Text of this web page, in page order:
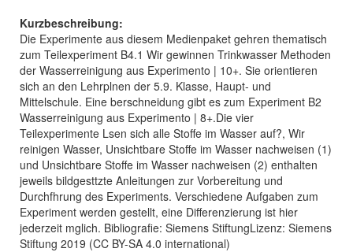
Kurzbeschreibung:
Die Experimente aus diesem Medienpaket gehren thematisch
zum Teilexperiment B4.1 Wir gewinnen Trinkwasser Methoden
der Wasserreinigung aus Experimento | 10+. Sie orientieren
sich an den Lehrplnen der 5.9. Klasse, Haupt- und
Mittelschule. Eine berschneidung gibt es zum Experiment B2
Wasserreinigung aus Experimento | 8+.Die vier
Teilexperimente Lsen sich alle Stoffe im Wasser auf?, Wir
reinigen Wasser, Unsichtbare Stoffe im Wasser nachweisen (1)
und Unsichtbare Stoffe im Wasser nachweisen (2) enthalten
jeweils bildgesttzte Anleitungen zur Vorbereitung und
Durchfhrung des Experiments. Verschiedene Aufgaben zum
Experiment werden gestellt, eine Differenzierung ist hier
jederzeit mglich. Bibliografie: Siemens StiftungLizenz: Siemens
Stiftung 2019 (CC BY-SA 4.0 international)